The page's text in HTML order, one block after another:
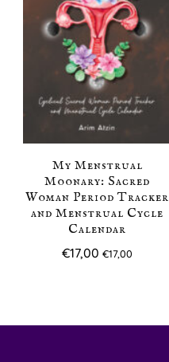
My Menstrual
Moonary: Sacred
Woman Period Tracker
and Menstrual Cycle
Calendar
€17,00 €17,00